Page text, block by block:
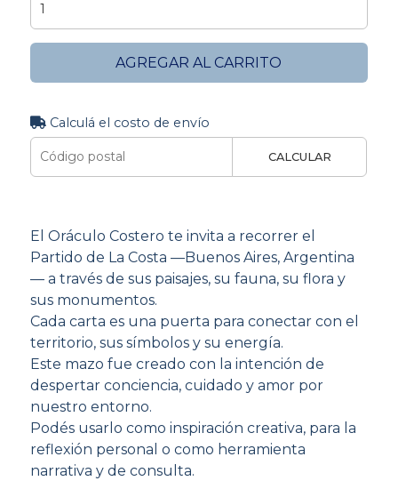
AGREGAR AL CARRITO
Calculá el costo de envío
CALCULAR
El Oráculo Costero te invita a recorrer el
Partido de La Costa —Buenos Aires, Argentina
— a través de sus paisajes, su fauna, su flora y
sus monumentos.
Cada carta es una puerta para conectar con el
territorio, sus símbolos y su energía.
Este mazo fue creado con la intención de
despertar conciencia, cuidado y amor por
nuestro entorno.
Podés usarlo como inspiración creativa, para la
reflexión personal o como herramienta
narrativa y de consulta.